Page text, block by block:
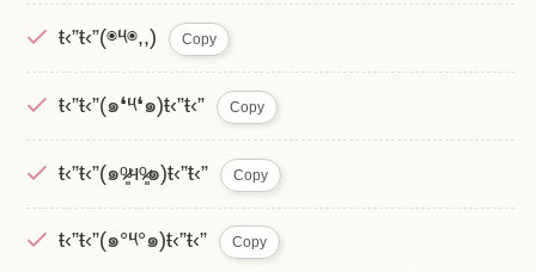
ŧ‹”ŧ‹”(◉༥◉,,) Copy
ŧ‹”ŧ‹”(๑❛༥❛๑)ŧ‹”ŧ‹” Copy
ŧ‹”ŧ‹”(๑ᵒ̴̷͈чᵒ̴̷͈๑)ŧ‹”ŧ‹” Copy
ŧ‹”ŧ‹”(๑°༥°๑)ŧ‹”ŧ‹” Copy